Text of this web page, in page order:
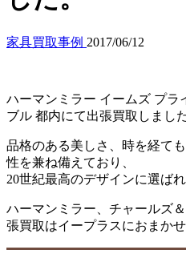
家具買取事例 2017/06/12
ハーマンミラー イームズ プラ
ブル 都内にて出張買取しました
品格のある美しさ、時を経て
性を兼ね備えており、
20世紀最高のデザインに選ばれ
ハーマンミラー、チャールズ
張買取はイープラスにおまかせ